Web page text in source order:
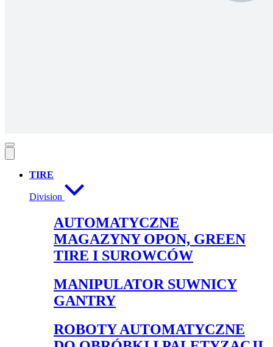
TIRE
Division
AUTOMATYCZNE
MAGAZYNY OPON, GREEN
TIRE I SUROWCÓW
MANIPULATOR SUWNICY
GANTRY
ROBOTY AUTOMATYCZNE